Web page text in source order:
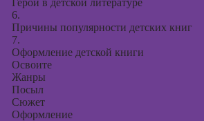
Герои в детской литературе
6.
Причины популярности детских книг
7.
Оформление детской книги
Освоите
Жанры
Посыл
Сюжет
Оформление